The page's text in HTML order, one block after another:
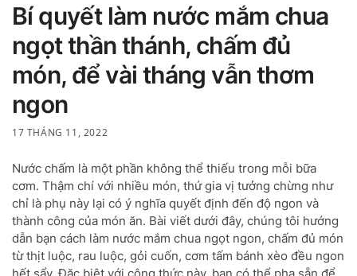
Bí quyết làm nước mắm chua
ngọt thần thánh, chấm đủ
món, để vài tháng vẫn thơm
ngon
17 THÁNG 11, 2022
Nước chấm là một phần không thể thiếu trong mỗi bữa
cơm. Thậm chí với nhiều món, thứ gia vị tưởng chừng như
chỉ là phụ này lại có ý nghĩa quyết định đến độ ngon và
thành công của món ăn. Bài viết dưới đây, chúng tôi hướng
dẫn bạn cách làm nước mắm chua ngọt ngon, chấm đủ món
từ thịt luộc, rau luộc, gỏi cuốn, cơm tấm bánh xèo đều ngon